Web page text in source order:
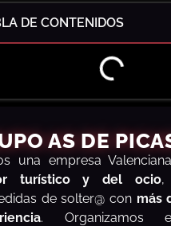
DE CONTENIDOS
AS DE
una empresa
turístico y del ocio,
de solter@ con más
. Organizamos